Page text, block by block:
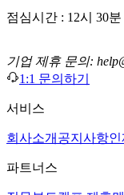
점심시간 : 12시 30분
기업 제휴 문의:
1:1 문의하기
서비스
회사소개 공지사항
파트너스